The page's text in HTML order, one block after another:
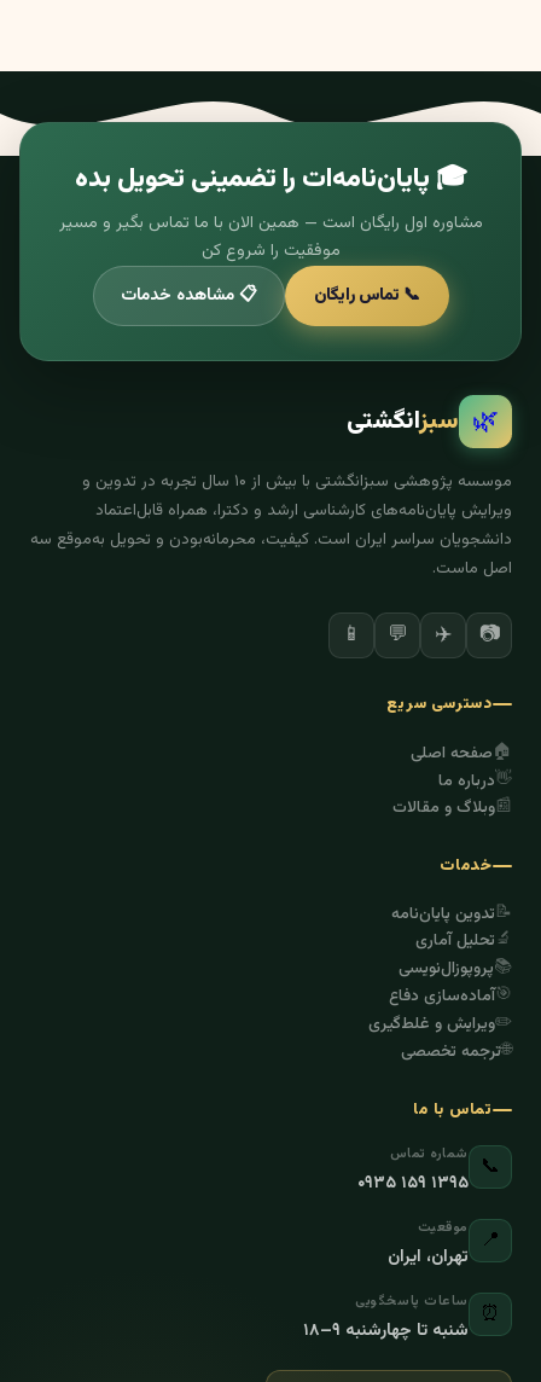
🎓 پایان‌نامه‌ات را تضمینی تحویل بده
مشاوره اول رایگان است — همین الان با ما تماس بگیر و مسیر
موفقیت را شروع کن
📞 تماس رایگان
📋 مشاهده خدمات
🌿 سبزانگشتی
موسسه پژوهشی سبزانگشتی با بیش از ۱۰ سال تجربه در تدوین و
ویرایش پایان‌نامه‌های کارشناسی ارشد و دکترا، همراه قابل‌اعتماد
دانشجویان سراسر ایران است. کیفیت، محرمانه‌بودن و تحویل به‌موقع سه
اصل ماست.
📷
✈️
💬
📱
دسترسی سریع
🏠صفحه اصلی
👋درباره ما
📰وبلاگ و مقالات
خدمات
📝تدوین پایان‌نامه
🔬تحلیل آماری
📚پروپوزال‌نویسی
🎯آماده‌سازی دفاع
✏️ویرایش و غلط‌گیری
🌐ترجمه تخصصی
تماس با ما
📞 شماره تماس
۰۹۳۵ ۱۵۹ ۱۳۹۵
📍 موقعیت
تهران، ایران
⏰ ساعات پاسخگویی
شنبه تا چهارشنبه ۹–۱۸